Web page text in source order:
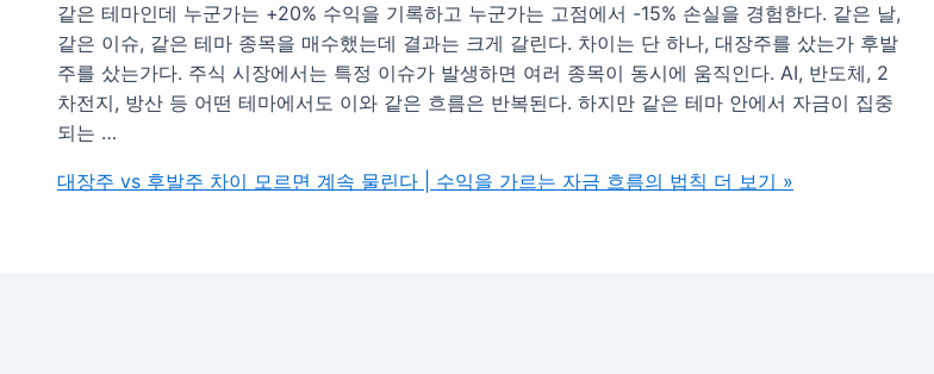
같은 테마인데 누군가는 +20% 수익을 기록하고 누군가는 고점에서 -15% 손실을 경험한다. 같은 날,
같은 이슈, 같은 테마 종목을 매수했는데 결과는 크게 갈린다. 차이는 단 하나, 대장주를 샀는가 후발
주를 샀는가다. 주식 시장에서는 특정 이슈가 발생하면 여러 종목이 동시에 움직인다. AI, 반도체, 2
차전지, 방산 등 어떤 테마에서도 이와 같은 흐름은 반복된다. 하지만 같은 테마 안에서 자금이 집중
되는 …
대장주 vs 후발주 차이 모르면 계속 물린다 | 수익을 가르는 자금 흐름의 법칙 더 보기 »